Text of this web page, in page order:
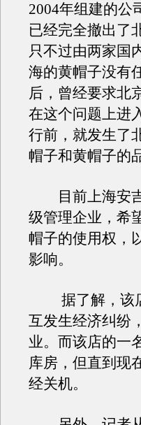
2004年组建的公
已经完全撤出了
只不过由两家国
海的黄帽子没有
后，曾经要求北
在这个问题上进
行前，就发生了
帽子和黄帽子的
目前上海安吉
级管理企业，希
帽子的使用权，
影响。
据了解，该店
互发生经济纠纷
业。而该店的一
库房，但直到现
经关机。